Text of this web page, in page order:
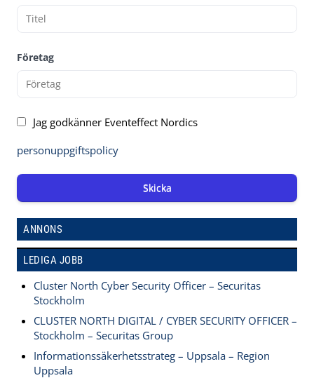
Företag
Jag godkänner Eventeffect Nordics
personuppgiftspolicy
Skicka
ANNONS
LEDIGA JOBB
Cluster North Cyber Security Officer – Securitas
Stockholm
CLUSTER NORTH DIGITAL / CYBER SECURITY OFFICER –
Stockholm – Securitas Group
Informationssäkerhetsstrateg – Uppsala – Region
Uppsala